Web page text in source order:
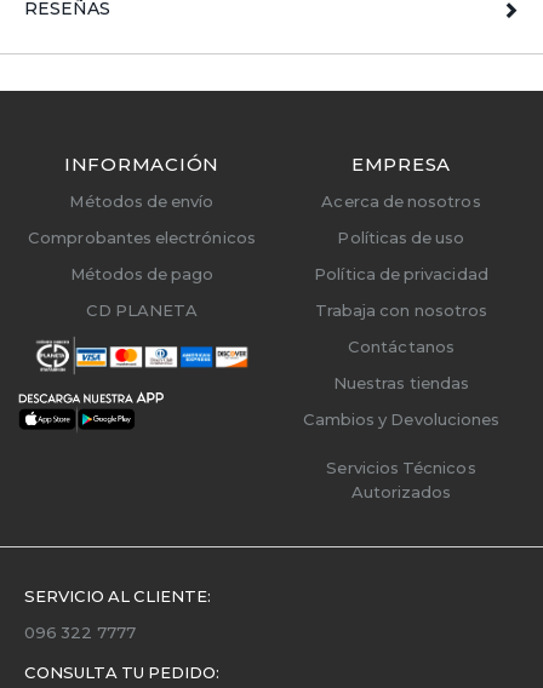
RESEÑAS
INFORMACIÓN
Métodos de envío
Comprobantes electrónicos
Métodos de pago
CD PLANETA
EMPRESA
Acerca de nosotros
Políticas de uso
Política de privacidad
Trabaja con nosotros
Contáctanos
Nuestras tiendas
Cambios y Devoluciones
Servicios Técnicos
Autorizados
SERVICIO AL CLIENTE:
096 322 7777
CONSULTA TU PEDIDO: